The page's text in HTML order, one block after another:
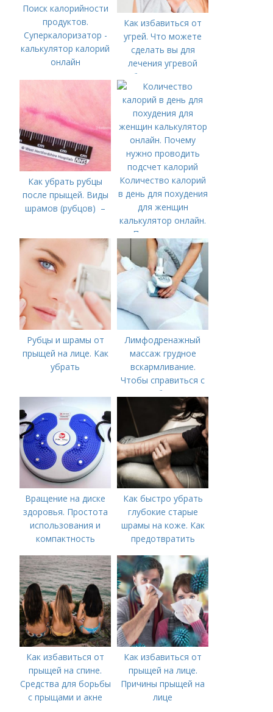
Поиск калорийности
продуктов.
Суперкалоризатор -
калькулятор калорий
онлайн
Как избавиться от
угрей. Что можете
сделать вы для
лечения угревой
болезни (акне)
Как убрать рубцы
после прыщей. Виды
шрамов (рубцов) –
Количество калорий
в день для похудения
для женщин
калькулятор онлайн.
Почему нужно
проводить подсчет
калорий
Рубцы и шрамы от
прыщей на лице. Как
убрать
Лимфодренажный
массаж грудное
вскармливание.
Чтобы справиться с
нагрубанием,
необходимо
предпринять
следующие действия:
Вращение на диске
здоровья. Простота
использования и
компактность
Как быстро убрать
глубокие старые
шрамы на коже. Как
предотвратить
Как избавиться от
прыщей на спине.
Средства для борьбы
с прыщами и акне
Как избавиться от
прыщей на лице.
Причины прыщей на
лице